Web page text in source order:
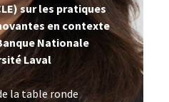
sur les pratiques
en contexte
Nationale
Laval
la table ronde